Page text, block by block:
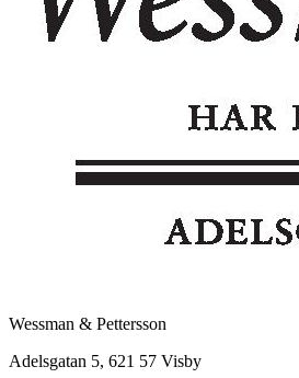
Wessman & Pettersson
Adelsgatan 5, 621 57 Visby